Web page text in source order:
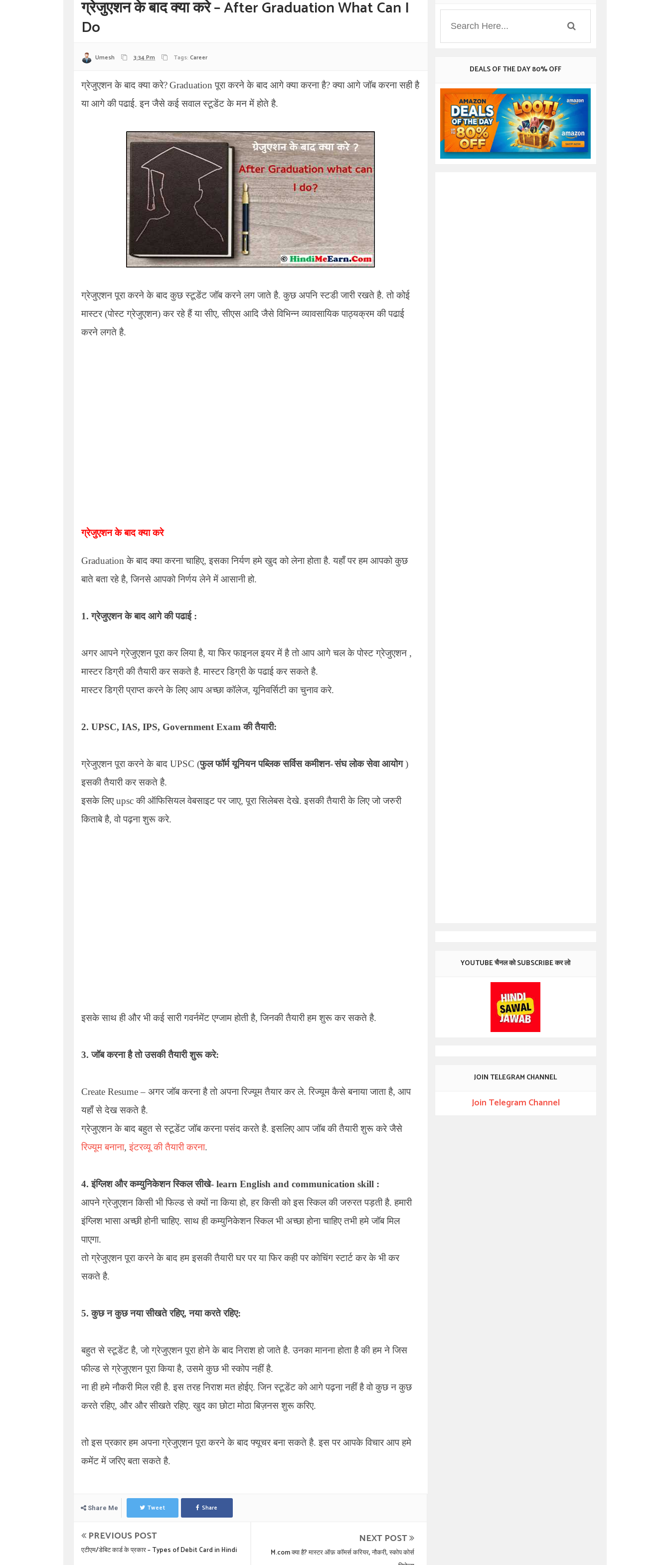
ग्रेजुएशन के बाद क्या करे – After Graduation What Can I
Do
Umesh 3:34 Pm Tags: Career
ग्रेजुएशन के बाद क्या करे?Graduationपूरा करने के बाद आगे क्या करना है?क्या आगे जॉब करना सही है
या आगे की पढाई. इन जैसे कई सवाल स्टूडेंट के मन में होते है.
ग्रेजुएशन पूरा करने के बाद कुछ स्टूडेंट जॉब करने लग जाते है. कुछ अपनि स्टडी जारी रखते है. तो कोई
मास्टर (पोस्ट ग्रेजुएशन) कर रहे हैं या सीए,सीएस आदि जैसे विभिन्न व्यावसायिक पाठ्यक्रम की पढाई
करने लगते है.
ग्रेजुएशन के बाद क्या करे
Graduationके बाद क्या करना चाहिए, इसका निर्यण हमे खुद को लेना होता है. यहाँ पर हम आपको कुछ
बाते बता रहे है, जिनसे आपको निर्णय लेने में आसानी हो.
1. ग्रेजुएशन के बाद आगे की पढाई :
अगर आपने ग्रेजुएशन पूरा कर लिया है, या फिर फाइनल इयर में है तो आप आगे चल के पोस्ट ग्रेजुएशन ,
मास्टर डिग्री की तैयारी कर सकते है. मास्टर डिग्री के पढाई कर सकते है.
मास्टर डिग्री प्राप्त करने के लिए आप अच्छा कॉलेज, यूनिवर्सिटी का चुनाव करे.
2. UPSC, IAS, IPS, Government Exam की तैयारी:
ग्रेजुएशन पूरा करने के बाद UPSC (फुल फॉर्म यूनियन पब्लिक सर्विस कमीशन-संघ लोक सेवा आयोग)
इसकी तैयारी कर सकते है.
इसके लिए upsc की ऑफिसियल वेबसाइट पर जाए, पूरा सिलेबस देखे. इसकी तैयारी के लिए जो जरुरी
किताबे है, वो पढ़ना शुरू करे.
इसके साथ ही और भी कई सारी गवर्नमेंट एग्जाम होती है, जिनकी तैयारी हम शुरू कर सकते है.
3.जॉब करना है तो उसकी तैयारी शुरू करे:
Create Resume – अगर जॉब करना है तो अपना रिज्यूम तैयार कर ले. रिज्यूम कैसे बनाया जाता है, आप
यहाँ से देख सकते है.
ग्रेजुएशन के बाद बहुत से स्टूडेंट जॉब करना पसंद करते है. इसलिए आप जॉब की तैयारी शुरू करे जैसे
रिज्यूम बनाना,इंटरव्यू की तैयारी करना.
4. इंग्लिश और कम्युनिकेशन स्किल सीखे- learn English and communication skill :
आपने ग्रेजुएशन किसी भी फिल्ड से क्यों ना किया हो, हर किसी को इस स्किल की जरुरत पड़ती है. हमारी
इंग्लिश भासा अच्छी होनी चाहिए. साथ ही कम्युनिकेशन स्किल भी अच्छा होना चाहिए तभी हमे जॉब मिल
पाएगा.
तो ग्रेजुएशन पूरा करने के बाद हम इसकी तैयारी घर पर या फिर कही पर कोचिंग स्टार्ट कर के भी कर
सकते है.
5. कुछ न कुछ नया सीखते रहिए, नया करते रहिए:
बहुत से स्टूडेंट है, जो ग्रेजुएशन पूरा होने के बाद निराश हो जाते है. उनका मानना होता है की हम ने जिस
फील्ड से ग्रेजुएशन पूरा किया है, उसमे कुछ भी स्कोप नहीं है.
ना ही हमे नौकरी मिल रही है. इस तरह निराश मत होईए. जिन स्टूडेंट को आगे पढ़ना नहीं है वो कुछ न कुछ
करते रहिए, और और सीखते रहिए. खुद का छोटा मोठा बिज़नस शुरू करिए.
तो इस प्रकार हम अपना ग्रेजुएशन पूरा करने के बाद फ्यूचर बना सकते है. इस पर आपके विचार आप हमे
कमेंट में जरिए बता सकते है.
Share Me Tweet Share
PREVIOUS POST
एटीएम/डेबिट कार्ड के प्रकार – Types of Debit Card in Hindi
NEXT POST
M.com क्या है? मास्टर ऑफ़ कॉमर्स करियर, नौकरी, स्कोप कोर्स
DEALS OF THE DAY 80% OFF
YOUTUBE चैनल को SUBSCRIBE कर लो
JOIN TELEGRAM CHANNEL
Join Telegram Channel